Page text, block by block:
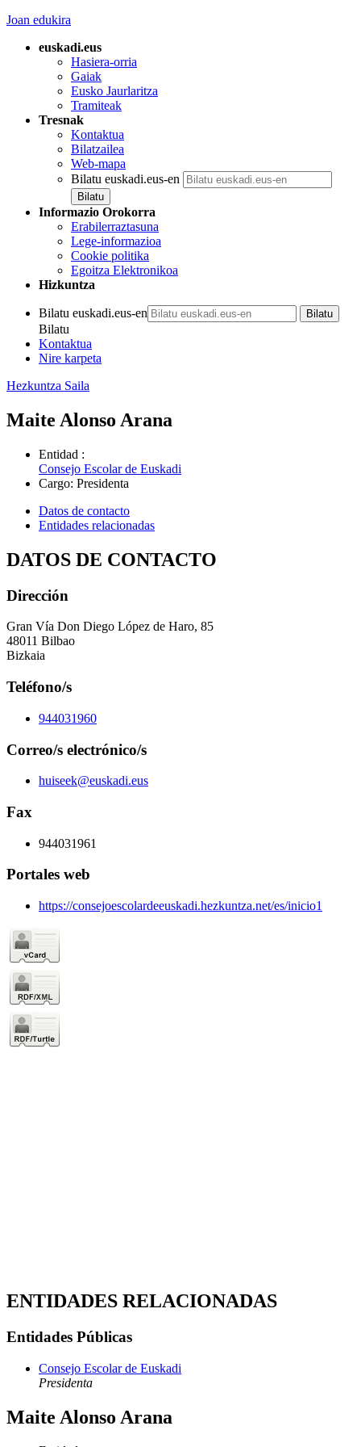
Joan edukira
euskadi.eus
Hasiera-orria
Gaiak
Eusko Jaurlaritza
Tramiteak
Tresnak
Kontaktua
Bilatzailea
Web-mapa
Bilatu euskadi.eus-en
Informazio Orokorra
Erabilerraztasuna
Lege-informazioa
Cookie politika
Egoitza Elektronikoa
Hizkuntza
Bilatu euskadi.eus-en
Bilatu
Kontaktua
Nire karpeta
Hezkuntza Saila
Maite Alonso Arana
Entidad :
Consejo Escolar de Euskadi
Cargo: Presidenta
Datos de contacto
Entidades relacionadas
DATOS DE CONTACTO
Dirección
Gran Vía Don Diego López de Haro, 85
48011 Bilbao
Bizkaia
Teléfono/s
944031960
Correo/s electrónico/s
huiseek@euskadi.eus
Fax
944031961
Portales web
https://consejoescolardeeuskadi.hezkuntza.net/es/inicio1
ENTIDADES RELACIONADAS
Entidades Públicas
Consejo Escolar de Euskadi
Presidenta
Maite Alonso Arana